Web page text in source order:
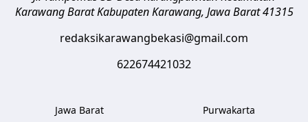
Karawang Barat Kabupaten Karawang, Jawa Barat 41315
redaksikarawangbekasi@gmail.com
622674421032
Jawa Barat Purwakarta